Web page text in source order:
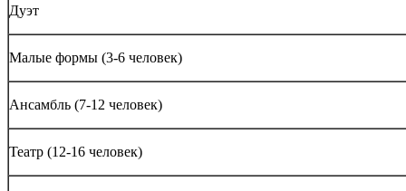
Дуэт
Малые формы (3-6 человек)
Ансамбль (7-12 человек)
Театр (12-16 человек)